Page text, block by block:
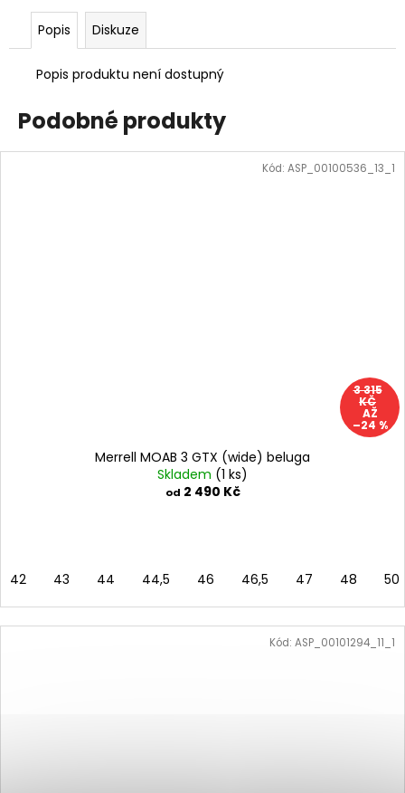
Popis Diskuze
Popis produktu není dostupný
Podobné produkty
3 315
KČ
AŽ
–24 %
Merrell MOAB 3 GTX (wide) beluga
Skladem (1 ks)
od 2 490 Kč
42 43 44 44,5 46 46,5 47 48 50
Kód: ASP_00100536_13_1
Kód: ASP_00101294_11_1